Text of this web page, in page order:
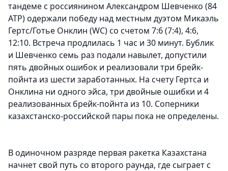
тандеме с россиянином Александром Шевченко (84
АТР) одержали победу над местным дуэтом Микаэль
Гертс/Готье Онклин (WC) со счетом 7:6 (7:4), 4:6,
12:10. Встреча продлилась 1 час и 30 минут. Бублик
и Шевченко семь раз подали навылет, допустили
пять двойных ошибок и реализовали три брейк-
пойнта из шести заработанных. На счету Гертса и
Онклина ни одного эйса, три двойные ошибки и 4
реализованных брейк-пойнта из 10. Соперники
казахстанско-российской пары пока не определены.
В одиночном разряде первая ракетка Казахстана
начнет свой путь со второго раунда, где сыграет с